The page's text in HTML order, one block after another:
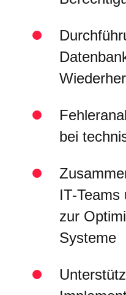
bei
IT-Teams
zur
Systeme